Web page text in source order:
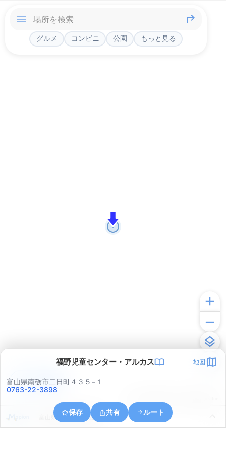
グルメ コンビニ 公園 もっと見る
福野児童センター・アルカス 地図
富山県南砺市二日町４３５−１
0763-22-3898
保存 共有 ルート
富山県小矢部市興法寺
アプリで見る